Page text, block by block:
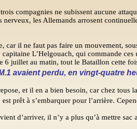
compagnies ne subissent aucune
nerveux, les Allemands arrosent
car il ne faut pas faire un mouvement,
L’Helgouach, qui commande
6 juillet au matin, tout le Bataillon cette
avaient perdu, en vingt-quatre
et il en a bien besoin, car chez tous
prêt à s’embarquer pour l’arrière.
d’arriver, il n’y a plus qu’à mettre